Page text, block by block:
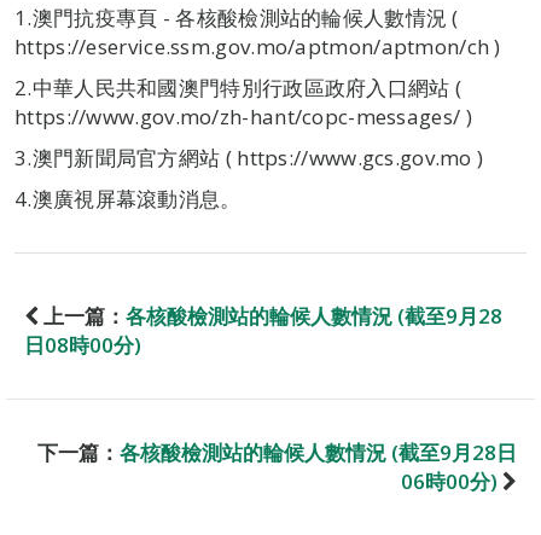
1.澳門抗疫專頁 - 各核酸檢測站的輪候人數情況 (
https://eservice.ssm.gov.mo/aptmon/aptmon/ch )
2.中華人民共和國澳門特別行政區政府入口網站 (
https://www.gov.mo/zh-hant/copc-messages/ )
3.澳門新聞局官方網站 ( https://www.gcs.gov.mo )
4.澳廣視屏幕滾動消息。
上一篇： 各核酸檢測站的輪候人數情況 (截至9月28
日08時00分)
下一篇： 各核酸檢測站的輪候人數情況 (截至9月28日
06時00分)